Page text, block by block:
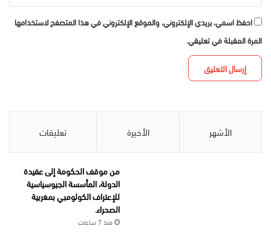
احفظ اسمي، بريدي الإلكتروني، والموقع الإلكتروني في هذا المتصفح لاستخدامها
المرة المقبلة في تعليقي.
الأشهر الأخيرة تعليقات
من موقف الحكومة إلى عقيدة
الدولة، المأسسة الجيوسياسية
للإعتراف الكولومبي بمغربية
الصحراء.
منذ 7 ساعات